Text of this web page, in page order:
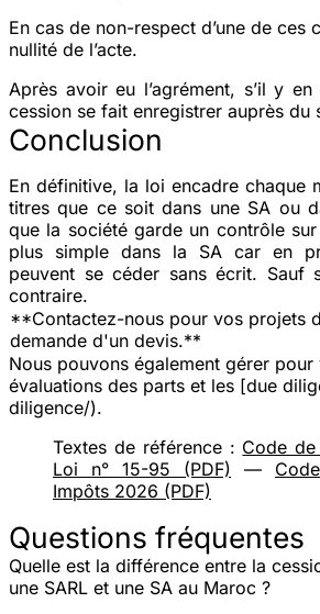
En cas de non-respect d’une de ces
nullité de l’acte.
Après avoir eu l’agrément, s’il y
cession se fait enregistrer auprès du
Conclusion
En définitive, la loi encadre chaque
titres que ce soit dans une SA ou
que la société garde un contrôle
plus simple dans la SA car en
peuvent se céder sans écrit. Sauf
contraire.
**Contactez-nous pour vos projets
demande d'un devis.**
Nous pouvons également gérer pour
évaluations des parts et les [due
diligence/).
Textes de référence : Code
Loi n° 15-95 (PDF) —
Impôts 2026 (PDF)
Questions fréquentes
Quelle est la différence entre la
une SARL et une SA au Maroc ?